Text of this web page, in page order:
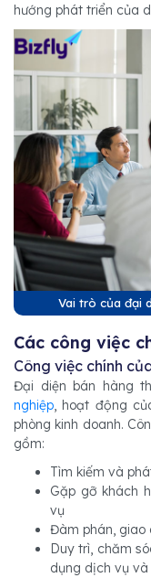
hướng phát triển của
Vai trò của đại
Các công việc
Công việc chính
Đại diện bán hàng
nghiệp, hoạt động
phòng kinh doanh.
gồm:
Tìm kiếm và
Gặp gỡ khách
vụ
Đàm phán, giao
Duy trì, chăm
dụng dịch vụ và